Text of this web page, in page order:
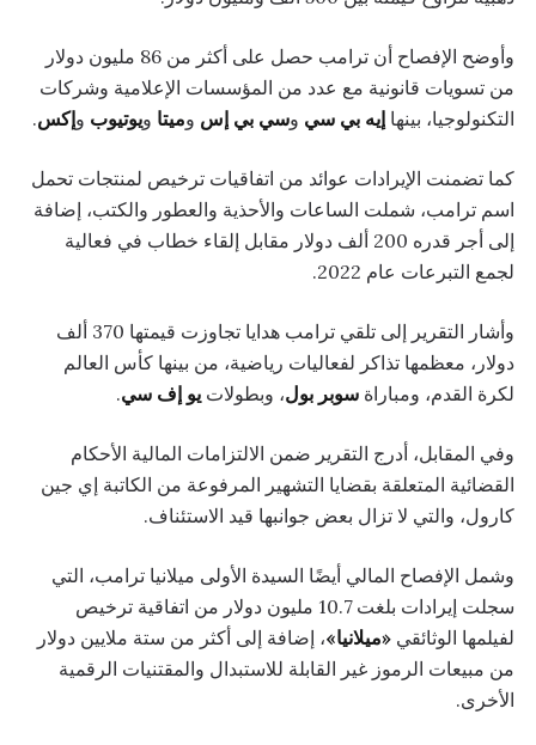
وأوضح الإفصاح أن ترامب حصل على أكثر من 86 مليون دولار
من تسويات قانونية مع عدد من المؤسسات الإعلامية وشركات
التكنولوجيا، بينها إيه بي سي وسي بي إس وميتا ويوتيوب وإكس.
كما تضمنت الإيرادات عوائد من اتفاقيات ترخيص لمنتجات تحمل
اسم ترامب، شملت الساعات والأحذية والعطور والكتب، إضافة
إلى أجر قدره 200 ألف دولار مقابل إلقاء خطاب في فعالية
لجمع التبرعات عام 2022.
وأشار التقرير إلى تلقي ترامب هدايا تجاوزت قيمتها 370 ألف
دولار، معظمها تذاكر لفعاليات رياضية، من بينها كأس العالم
لكرة القدم، ومباراة سوبر بول، وبطولات يو إف سي.
وفي المقابل، أدرج التقرير ضمن الالتزامات المالية الأحكام
القضائية المتعلقة بقضايا التشهير المرفوعة من الكاتبة إي جين
كارول، والتي لا تزال بعض جوانبها قيد الاستئناف.
وشمل الإفصاح المالي أيضًا السيدة الأولى ميلانيا ترامب، التي
سجلت إيرادات بلغت 10.7 مليون دولار من اتفاقية ترخيص
لفيلمها الوثائقي «ميلانيا»، إضافة إلى أكثر من ستة ملايين دولار
من مبيعات الرموز غير القابلة للاستبدال والمقتنيات الرقمية
الأخرى.